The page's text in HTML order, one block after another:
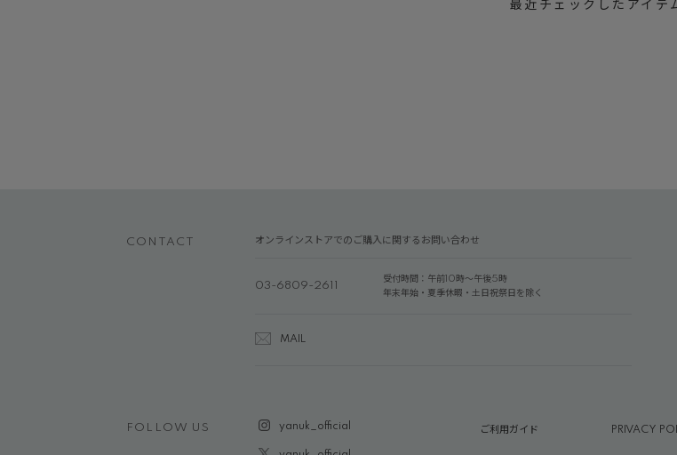
最近チェックしたアイテ
CONTACT オンラインストアでのご購入に関するお問い合わせ
03-6809-2611
受付時間：午前10時～午後5時
年末年始・夏季休暇・土日祝祭日を除く
MAIL
FOLLOW US yanuk_official ご利用ガイド PRIVACY